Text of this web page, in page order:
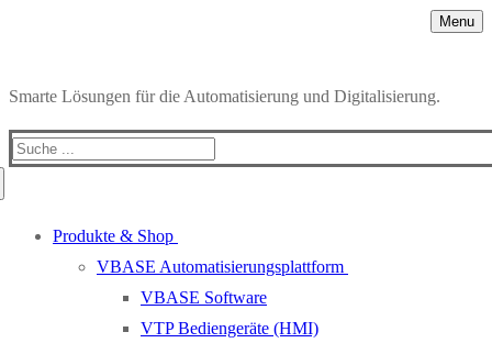
Menu
Smarte Lösungen für die Automatisierung und Digitalisierung.
Search
Produkte & Shop
VBASE Automatisierungsplattform
VBASE Software
VTP Bediengeräte (HMI)